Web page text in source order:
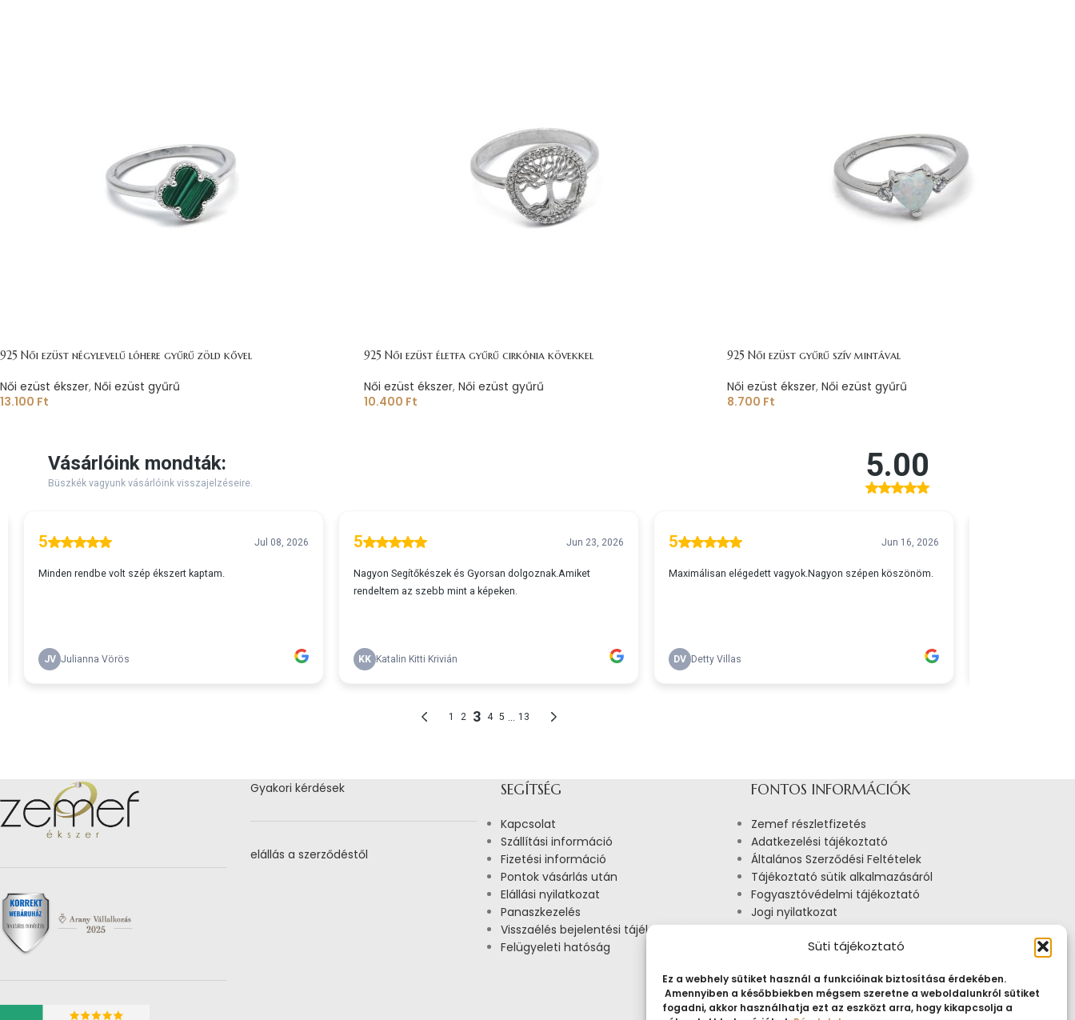
Süti tájékoztató
Ez a webhely sütiket használ a funkcióinak biztosítása érdekében.
Amennyiben a későbbiekben mégsem szeretne a weboldalunkról sütiket
fogadni, akkor használhatja ezt az eszközt arra, hogy kikapcsolja a
925 Női ezüst négylevelű lóhere gyűrű zöld kővel
Női ezüst ékszer, Női ezüst gyűrű
13.100 Ft
925 Női ezüst életfa gyűrű cirkónia kövekkel
Női ezüst ékszer, Női ezüst gyűrű
10.400 Ft
925 Női ezüst gyűrű szív mintával
Női ezüst ékszer, Női ezüst gyűrű
8.700 Ft
Gyakori kérdések
elállás a szerződéstől
SEGÍTSÉG
Kapcsolat
Szállítási információ
Fizetési információ
Pontok vásárlás után
Elállási nyilatkozat
Panaszkezelés
Visszaélés bejelentési tájékoztató
Felügyeleti hatóság
FONTOS INFORMÁCIÓK
Zemef részletfizetés
Adatkezelési tájékoztató
Általános Szerződési Feltételek
Tájékoztató sütik alkalmazásáról
Fogyasztóvédelmi tájékoztató
Jogi nyilatkozat
Impresszum
Pályázatok